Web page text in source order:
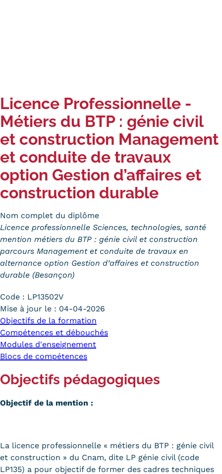
Agenda
Revue de presse
Contact
Contacts services
Formulaire de contact
Formations
Trouver votre formation
OFFRE EN BFC
Catalogue national
Équivalences, passerelles et
suites de parcours
Modalités d'enseignement
Formation en présentiel
Alternance
Validation des Acquis de
l'Expérience (VAE)
Licence Professionnelle -
Métiers du BTP : génie civil
et construction Management
et conduite de travaux
option Gestion d’affaires et
construction durable
Nom complet du diplôme
Licence professionnelle Sciences, technologies, santé
mention métiers du BTP : génie civil et construction
parcours Management et conduite de travaux en
alternance option Gestion d’affaires et construction
durable (Besançon)
Code : LP13502V
Mise à jour le : 04-04-2026
Objectifs de la formation
Compétences et débouchés
Modules d'enseignement
Blocs de compétences
Objectifs pédagogiques
Objectif de la mention :
La licence professionnelle « métiers du BTP : génie civil
et construction » du Cnam, dite LP génie civil (code
LP135) a pour objectif de former des cadres techniques